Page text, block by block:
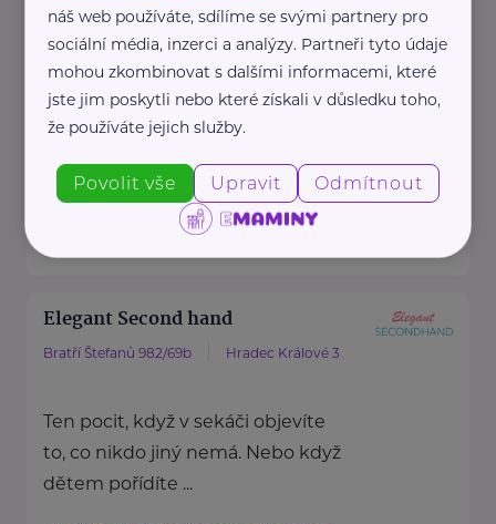
Redakce časopisu
Rokycanova 15, 130 00 Praha 3e-
mail: redakce@zahradkari.cz
tel.: 222 781 773
fax: ...
https://www.zahradkari.cz/
+420 222 782 710
ustredi@zahradkari.cz
Elegant Second hand
Bratří Štefanů 982/69b Hradec Králové 3
Ten pocit, když v sekáči objevíte
to, co nikdo jiný nemá. Nebo když
dětem pořídíte ...
náš web používáte, sdílíme se svými partnery pro
sociální média, inzerci a analýzy. Partneři tyto údaje
mohou zkombinovat s dalšími informacemi, které
jste jim poskytli nebo které získali v důsledku toho,
že používáte jejich služby.
Povolit vše Upravit Odmítnout